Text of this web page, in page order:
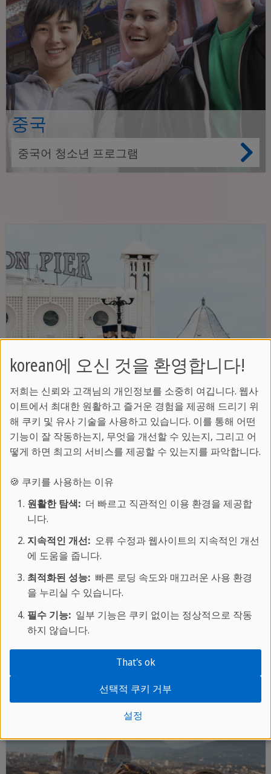
중국
중국어 청소년 프로그램
영국
영어 청소년 프로그램
korean에 오신 것을 환영합니다!
저희는 신뢰와 고객님의 개인정보를 소중히 여깁니다. 웹사
이트에서 최대한 원활하고 즐거운 경험을 제공해 드리기 위
해 쿠키 및 유사 기술을 사용하고 있습니다. 이를 통해 어떤
기능이 잘 작동하는지, 무엇을 개선할 수 있는지, 그리고 어
떻게 하면 최고의 서비스를 제공할 수 있는지를 파악합니다.
🍪 쿠키를 사용하는 이유
원활한 탐색:더 빠르고 직관적인 이용 환경을 제공합
니다.
지속적인 개선:오류 수정과 웹사이트의 지속적인 개선
에 도움을 줍니다.
최적화된 성능:빠른 로딩 속도와 매끄러운 사용 환경
을 누리실 수 있습니다.
필수 기능:일부 기능은 쿠키 없이는 정상적으로 작동
하지 않습니다.
설정
선택적 쿠키 거부
That's ok